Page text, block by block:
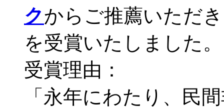
クからご推薦いただ
を受賞いたしました。
受賞理由：
「永年にわたり、民